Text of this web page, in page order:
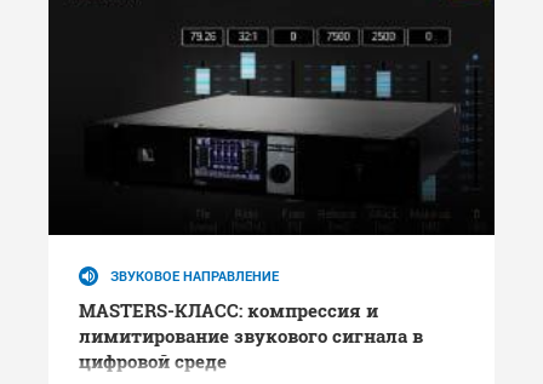
ЗВУКОВОЕ НАПРАВЛЕНИЕ
MASTERS-КЛАСС: компрессия и
лимитирование звукового сигнала в
цифровой среде